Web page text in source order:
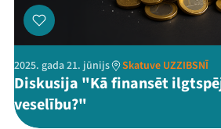
Threads
2025. gada 21. jūnijs Skatuve UZZIBSNĪ
Diskusija "Kā finansēt
veselību?"